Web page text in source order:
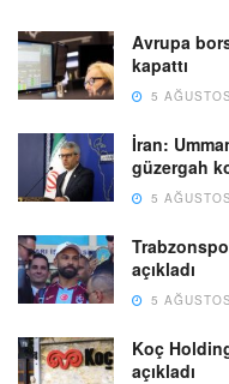
Avrupa
kapattı
5
İran:
güzergah
5
açıkladı
5
Koç
açıkladı